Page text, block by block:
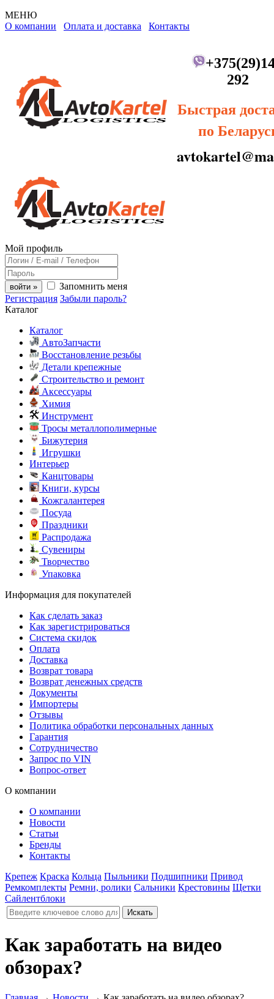
МЕНЮ
О компании Оплата и доставка Контакты
292
Быстрая
по
Мой профиль
войти »
Запомнить меня
Регистрация Забыли пароль?
Каталог
Каталог
АвтоЗапчасти
Восстановление резьбы
Детали крепежные
Строительство и ремонт
Аксессуары
Химия
Инструмент
Тросы металлополимерные
Бижутерия
Игрушки
Интерьер
Канцтовары
Книги, курсы
Кожгалантерея
Посуда
Праздники
Распродажа
Сувениры
Творчество
Упаковка
Информация для покупателей
Как сделать заказ
Как зарегистрироваться
Система скидок
Оплата
Доставка
Возврат товара
Возврат денежных средств
Документы
Импортеры
Отзывы
Политика обработки персональных данных
Гарантия
Сотрудничество
Запрос по VIN
Вопрос-ответ
О компании
О компании
Новости
Статьи
Бренды
Контакты
Крепеж Краска Кольца Пыльники Подшипники Привод
Ремкомплекты Ремни, ролики Сальники Крестовины Щетки
Сайлентблоки
Как заработать на видео
обзорах?